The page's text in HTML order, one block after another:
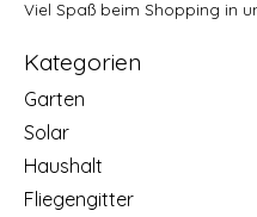
Viel Spaß beim Shopping in
Kategorien
Garten
Solar
Haushalt
Fliegengitter